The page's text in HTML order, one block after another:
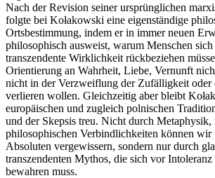
Nach der Revision seiner ursprünglichen
folgte bei Kołakowski eine eigenständige
Ortsbestimmung, indem er in immer neuen
philosophisch ausweist, warum Menschen sich
transzendente Wirklichkeit rückbeziehen
Orientierung an Wahrheit, Liebe, Vernunft
nicht in der Verzweiflung der Zufälligkeit oder
verlieren wollen. Gleichzeitig aber bleibt
europäischen und zugleich polnischen
und der Skepsis treu. Nicht durch Metaphysik,
philosophischen Verbindlichkeiten können wir
Absoluten vergewissern, sondern nur durch
transzendenten Mythos, die sich vor
bewahren muss.